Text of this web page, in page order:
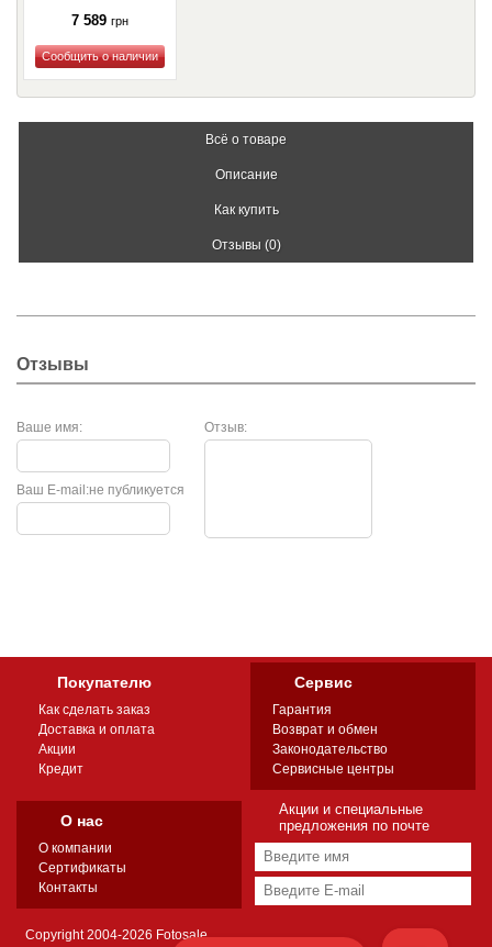
(BW-1958)
7 589 грн
Купить
Всё о товаре
Описание
Как купить
Отзывы (0)
Отзывы
Ваше имя: Отзыв:
не публикуется
Ваш E-mail:
Покупателю
Как сделать заказ
Доставка и оплата
Акции
Кредит
Сервис
Гарантия
Возврат и обмен
Законодательство
Сервисные центры
О нас
О компании
Сертификаты
Контакты
Акции и специальные
предложения по почте
Copyright 2004-2026 Fotosale